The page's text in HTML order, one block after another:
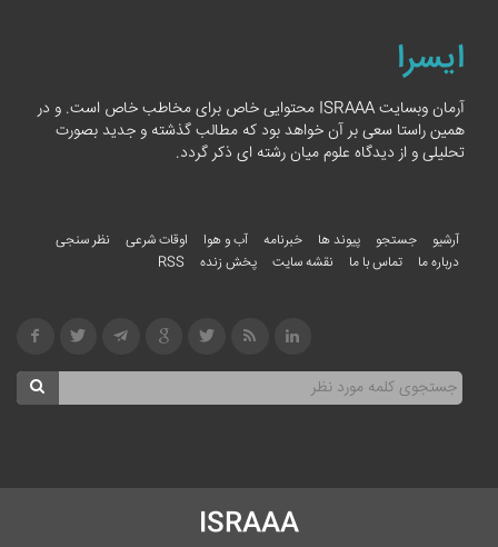
ایسرا
آرمان وبسایت ISRAAA محتوایی خاص برای مخاطب خاص است. و در
همین راستا سعی بر آن خواهد بود که مطالب گذشته و جدید بصورت
تحلیلی و از دیدگاه علوم میان رشته ای ذکر گردد.
آرشیو جستجو پیوند ها خبرنامه آب و هوا اوقات شرعی
نظر سنجی
درباره ما
تماس با ما نقشه سایت پخش زنده RSS
ISRAAA